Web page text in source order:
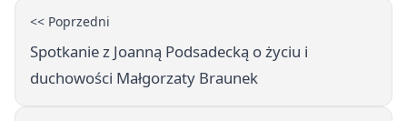
<< Poprzedni
Spotkanie z Joanną Podsadecką o życiu i
duchowości Małgorzaty Braunek